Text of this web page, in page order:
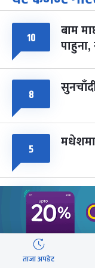
आइत चैत्र ७, २०८३-
८ फागुपूर्णिमा
चैत्र ८, २०८३-
१० बाम
८
५
५ कर ५
५
ताजा अपडेट